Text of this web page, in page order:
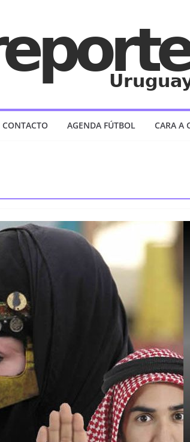
CONTACTO AGENDA FÚTBOL CARA A